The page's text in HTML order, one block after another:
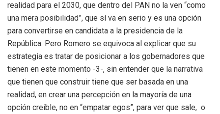
realidad para el 2030, que dentro del PAN no la ven “como
una mera posibilidad”, que sí va en serio y es una opción
para convertirse en candidata a la presidencia de la
República. Pero Romero se equivoca al explicar que su
estrategia es tratar de posicionar a los gobernadores que
tienen en este momento -3-, sin entender que la narrativa
que tienen que construir tiene que ser basada en una
realidad, en crear una percepción en la mayoría de una
opción creíble, no en “empatar egos”, para ver que sale, o